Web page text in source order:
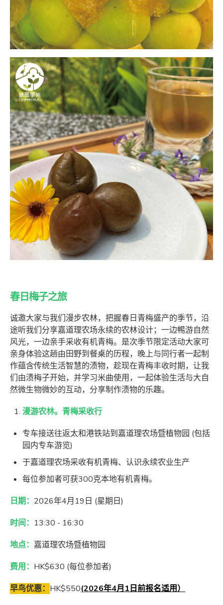
春日梅子之旅
诚邀大家与我们漫步农林，把握春日青梅盛产的季节，沿
途听我们分享嘉道理农场永续的农林设计；一边𣈱游自然
风光，一边亲手采收有机青梅。是次季节限定活动大家可
亲身体验这趟由田野到餐桌的历程，晚上与同行者一起制
作蕴含传统生活智慧的渍物，趁现在青梅丰收时期，让我
们由渍梅子开始，并学习米曲使用，一起体验生活与大自
然微生物微妙的互动，分享制作渍物的乐趣。
漫游农林。青梅采收行
专车接送往返太和港铁站到嘉道理农场暨植物园 (包括
园内专车游览)
于嘉道理农场采收有机青梅、认识永续农业生产
每位参加者可获300克本地有机青梅。
日期： 2026年4月19日 (星期日)
时间： 13:30 - 16:30
地点： 嘉道理农场暨植物园
费用： HK$630 (每位参加者)
早鸟优惠： HK$550(2026年4月1日前报名适用）